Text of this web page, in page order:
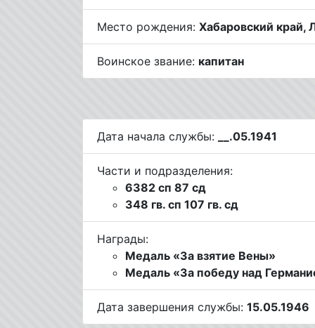
Место рождения: Хабаровский край,
Воинское звание: капитан
Дата начала службы: __.05.1941
Части и подразделения:
6382 сп 87 сд
348 гв. сп 107 гв. сд
Награды:
Медаль «За взятие Вены»
Медаль «За победу над
Дата завершения службы: 15.05.1946